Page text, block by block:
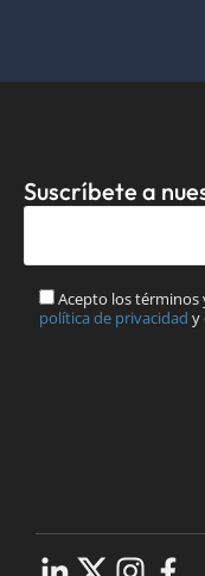
Suscríbete a
Acepto los términos
política de privacidad y